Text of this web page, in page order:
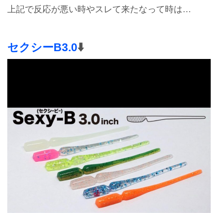
上記で反応が悪い時やスレて来たなって時は…
セクシーB3.0⬇️